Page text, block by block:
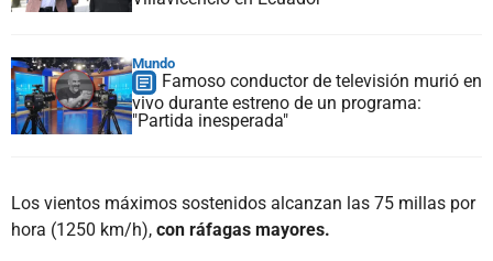
Mundo
Famoso conductor de televisión murió en
vivo durante estreno de un programa:
"Partida inesperada"
Los vientos máximos sostenidos alcanzan las 75 millas por
hora (1250 km/h), con ráfagas mayores.